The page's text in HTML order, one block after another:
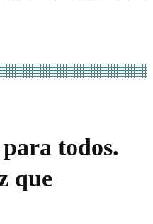
todos.
que